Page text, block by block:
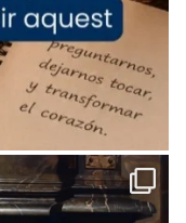
cardenal Joan
i l’ha
de Barcelona,